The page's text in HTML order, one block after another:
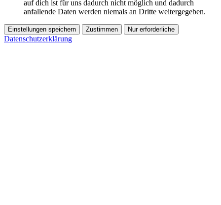
auf dich ist für uns dadurch nicht möglich und dadurch
anfallende Daten werden niemals an Dritte weitergegeben.
Einstellungen speichern Zustimmen Nur erforderliche
Datenschutzerklärung